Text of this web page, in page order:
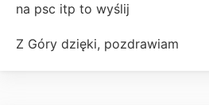
na psc itp to wyślij
Z Góry dzięki, pozdrawiam